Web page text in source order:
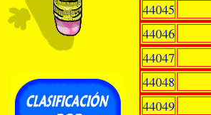
44045
44046
44047
44048
44049